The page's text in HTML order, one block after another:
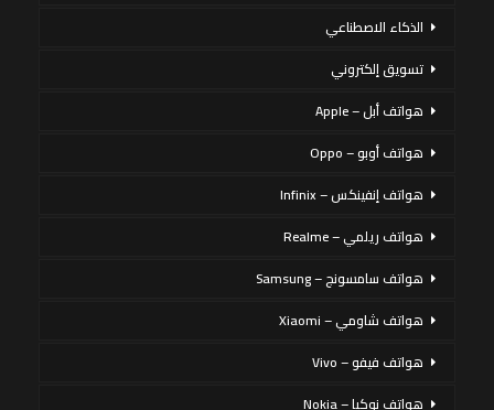
الذكاء الاصطناعي
تسويق إلكتروني
هواتف أبل – Apple
هواتف أوبو – Oppo
هواتف إنفينكس – Infinix
هواتف ريلمي – Realme
هواتف سامسونج – Samsung
هواتف شاومي – Xiaomi
هواتف فيفو – Vivo
هواتف نوكيا – Nokia